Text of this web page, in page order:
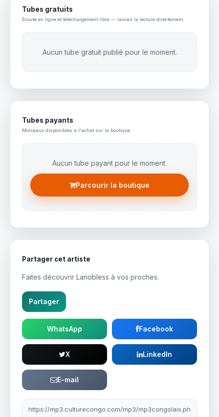
Tubes gratuits
Écoute en ligne et téléchargement libre — lancez la lecture directement.
Aucun tube gratuit publié pour le moment.
Tubes payants
Morceaux disponibles à l'achat sur la boutique.
Aucun tube payant pour le moment.
Parcourir la boutique
Partager cet artiste
Faites découvrir Lanobless à vos proches.
Partager
WhatsApp Facebook
X LinkedIn
E-mail
Lien à partager